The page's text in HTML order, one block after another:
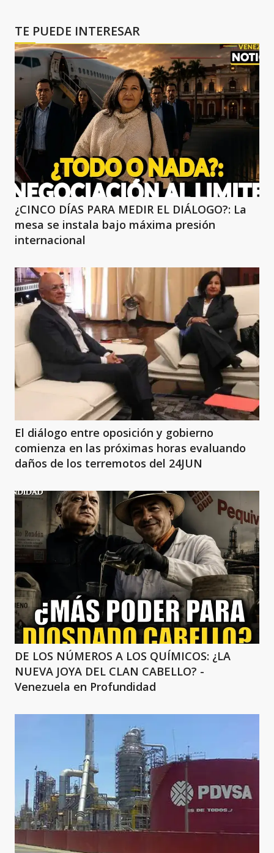
TE PUEDE INTERESAR
¿CINCO DÍAS PARA MEDIR EL DIÁLOGO?: La
mesa se instala bajo máxima presión
internacional
El diálogo entre oposición y gobierno
comienza en las próximas horas evaluando
daños de los terremotos del 24JUN
DE LOS NÚMEROS A LOS QUÍMICOS: ¿LA
NUEVA JOYA DEL CLAN CABELLO? -
Venezuela en Profundidad